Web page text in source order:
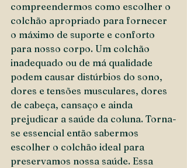
compreendermos como escolher o
colchão apropriado para fornecer
o máximo de suporte e conforto
para nosso corpo. Um colchão
inadequado ou de má qualidade
podem causar distúrbios do sono,
dores e tensões musculares, dores
de cabeça, cansaço e ainda
prejudicar a saúde da coluna. Torna-
se essencial então sabermos
escolher o colchão ideal para
preservamos nossa saúde. Essa